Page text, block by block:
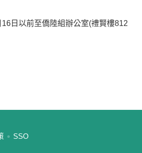
日以前至僑陸組辦公室(禮賢樓812
SSO